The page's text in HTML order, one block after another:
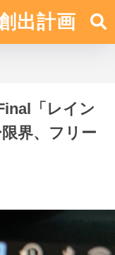
出計画
「レイン
界、フリー